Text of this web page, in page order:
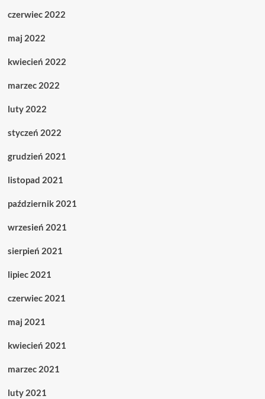
czerwiec 2022
maj 2022
kwiecień 2022
marzec 2022
luty 2022
styczeń 2022
grudzień 2021
listopad 2021
październik 2021
wrzesień 2021
sierpień 2021
lipiec 2021
czerwiec 2021
maj 2021
kwiecień 2021
marzec 2021
luty 2021